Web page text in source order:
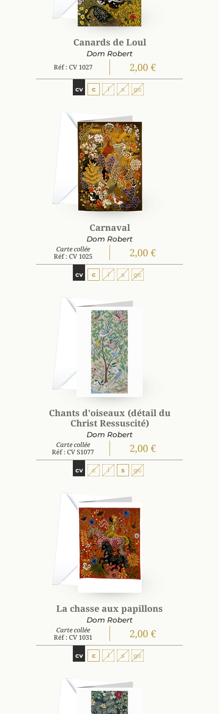
Canards de Loul
Dom Robert
Réf : CV 1027 2,00 €
cv c i s gc
Carnaval
Dom Robert
Carte collée
Réf : CV 1025
2,00 €
cv c i s gc
Chants d'oiseaux (détail du
Christ Ressuscité)
Dom Robert
Carte collée
Réf : CV S1077
2,00 €
cv c i s gc
La chasse aux papillons
Dom Robert
Carte collée
Réf : CV 1031
2,00 €
cv c i s gc